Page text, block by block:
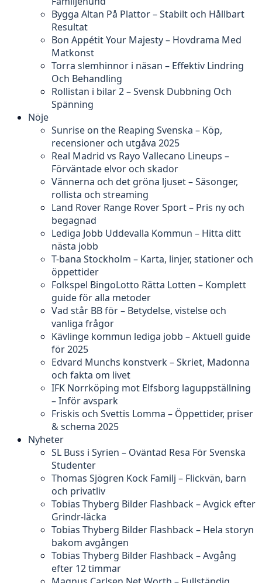
Bygga Altan På Plattor – Stabilt och Hållbart
Resultat
Bon Appétit Your Majesty – Hovdrama Med
Matkonst
Torra slemhinnor i näsan – Effektiv Lindring
Och Behandling
Rollistan i bilar 2 – Svensk Dubbning Och
Spänning
Nöje
Sunrise on the Reaping Svenska – Köp,
recensioner och utgåva 2025
Real Madrid vs Rayo Vallecano Lineups –
Förväntade elvor och skador
Vännerna och det gröna ljuset – Säsonger,
rollista och streaming
Land Rover Range Rover Sport – Pris ny och
begagnad
Lediga Jobb Uddevalla Kommun – Hitta ditt
nästa jobb
T-bana Stockholm – Karta, linjer, stationer och
öppettider
Folkspel BingoLotto Rätta Lotten – Komplett
guide för alla metoder
Vad står BB för – Betydelse, vistelse och
vanliga frågor
Kävlinge kommun lediga jobb – Aktuell guide
för 2025
Edvard Munchs konstverk – Skriet, Madonna
och fakta om livet
IFK Norrköping mot Elfsborg laguppställning
– Inför avspark
Friskis och Svettis Lomma – Öppettider, priser
& schema 2025
Nyheter
SL Buss i Syrien – Oväntad Resa För Svenska
Studenter
Thomas Sjögren Kock Familj – Flickvän, barn
och privatliv
Tobias Thyberg Bilder Flashback – Avgick efter
Grindr-läcka
Tobias Thyberg Bilder Flashback – Hela storyn
bakom avgången
Tobias Thyberg Bilder Flashback – Avgång
efter 12 timmar